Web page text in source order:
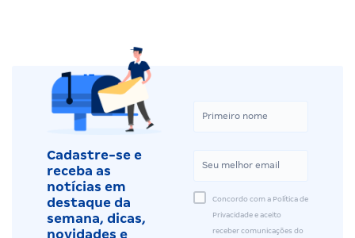
Cadastre-se e
receba as
notícias em
destaque da
semana, dicas,
novidades e
Concordo com a Política de
Privacidade e aceito
receber comunicações do